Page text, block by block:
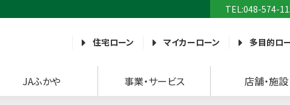
TEL:048-574-
JAふかや（農協・農業協同組合）
住宅ローン マイカーローン 多目的ロ
JAふかや 事業・サービス 店舗・施設